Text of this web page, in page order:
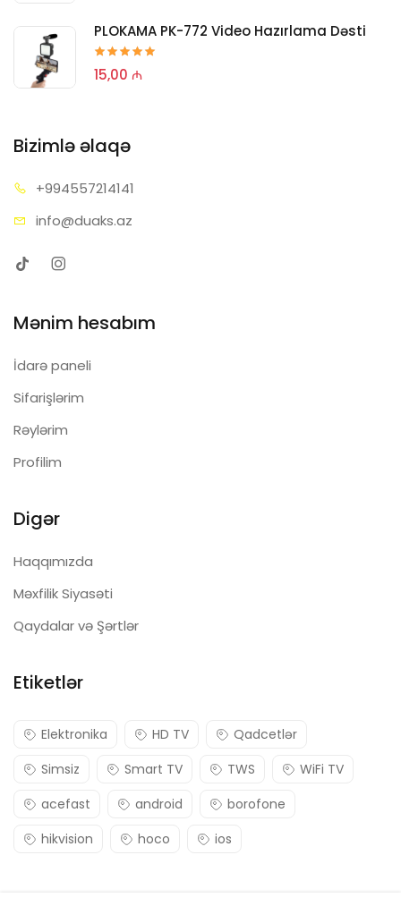
PLOKAMA PK-772 Video Hazırlama Dəsti
15,00 ₼
Bizimlə əlaqə
+994557214141
info@duaks.az
Mənim hesabım
İdarə paneli
Sifarişlərim
Rəylərim
Profilim
Digər
Haqqımızda
Məxfilik Siyasəti
Qaydalar və Şərtlər
Etiketlər
Elektronika HD TV
Qadcetlər
Simsiz
Smart TV TWS
WiFi TV
acefast
android
borofone
hikvision
hoco ios